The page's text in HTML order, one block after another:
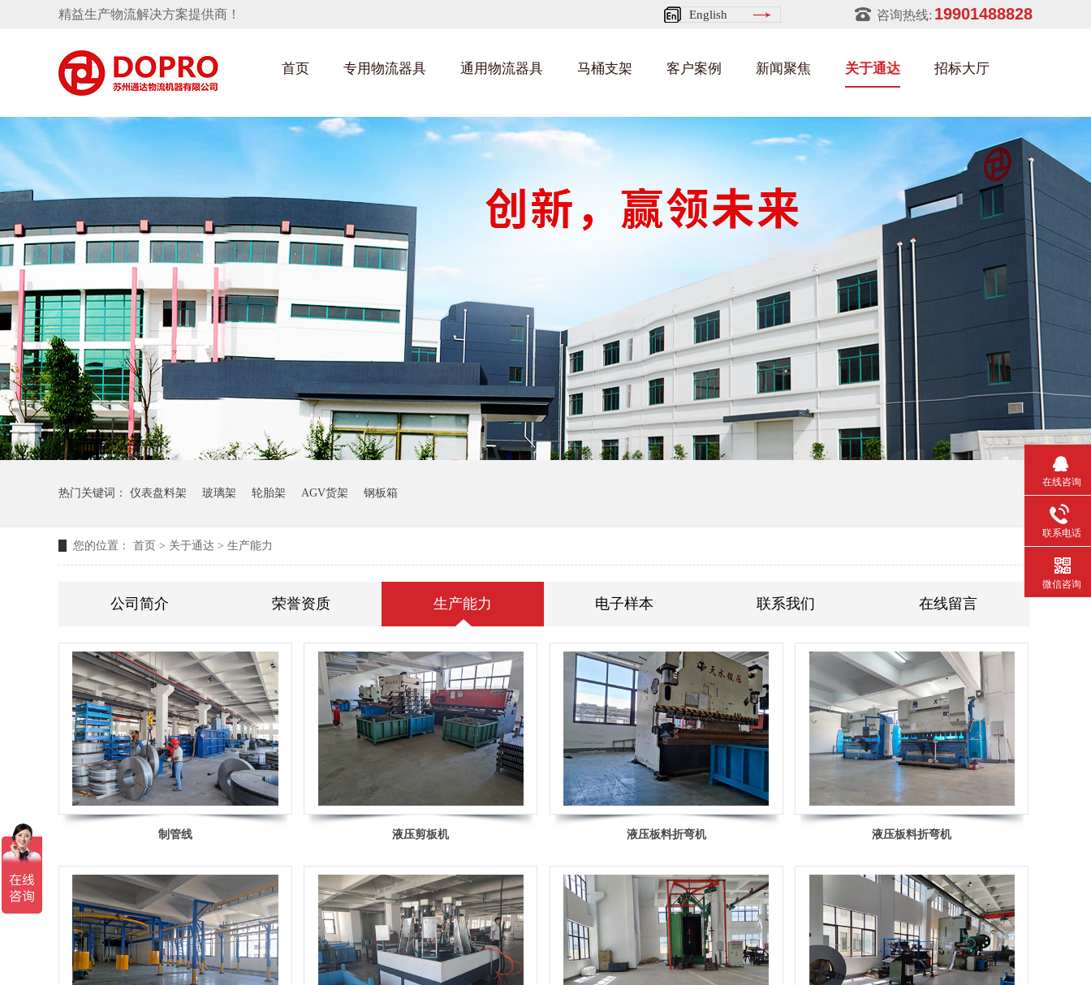
咨询热线: 19901488828
English
精益生产物流解决方案提供商！
首页 专用物流器具
轮胎架 冲压件料架 仪表盘料架
转向机料架 消声器料架 KD包装箱
减震器料架 汽车前端模块料架
前副车架料架
纺织业料架
布车/布匹架
建筑部件架
铝型材架 玻璃架 浴缸托盘
通用物流器具
网箱 钢板箱 金属托盘
气瓶料架 货架系统 猪饲料槽
马桶支架 客户案例
卫浴行业 化工行业
新闻聚焦 关于通达 招标大厅
热门关键词： 仪表盘料架 玻璃架 轮胎架 AGV货架 钢板箱
您的位置： 首页 > 关于通达 > 生产能力
公司简介 荣誉资质 生产能力 电子样本 联系我们 在线留言
制管线 液压剪板机 液压板料折弯机 液压板料折弯机
在线咨询
联系电话
微信咨询